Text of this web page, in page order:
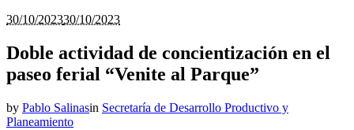
30/10/202330/10/2023
Doble actividad de concientización en el
paseo ferial “Venite al Parque”
by Pablo Salinasin Secretaría de Desarrollo Productivo y
Planeamiento